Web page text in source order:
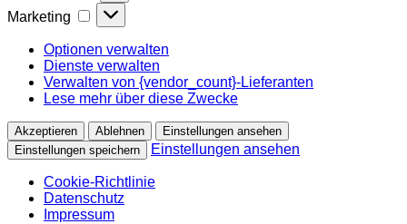
Marketing Marketing
Optionen verwalten
Dienste verwalten
Verwalten von {vendor_count}-Lieferanten
Lese mehr über diese Zwecke
Akzeptieren Ablehnen
Einstellungen ansehen
Einstellungen speichern
Einstellungen ansehen
Cookie-Richtlinie
Datenschutz
Impressum